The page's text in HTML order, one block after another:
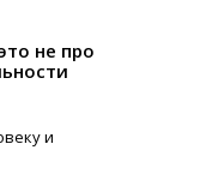
не про
и